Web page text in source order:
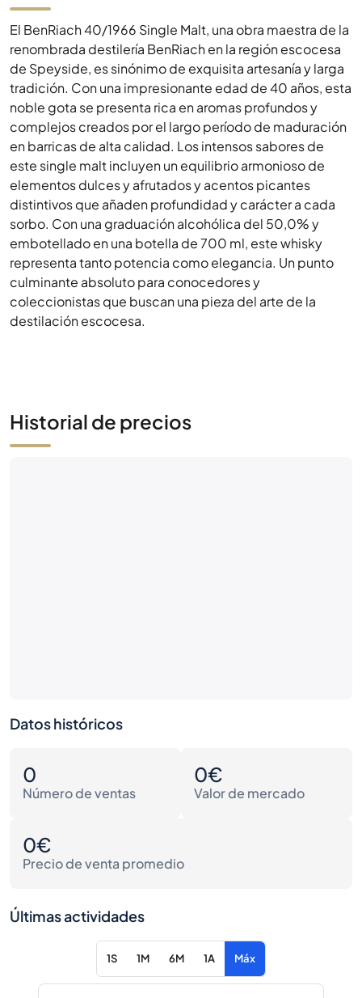
El BenRiach 40/1966 Single Malt, una obra maestra de la
renombrada destilería BenRiach en la región escocesa
de Speyside, es sinónimo de exquisita artesanía y larga
tradición. Con una impresionante edad de 40 años, esta
noble gota se presenta rica en aromas profundos y
complejos creados por el largo período de maduración
en barricas de alta calidad. Los intensos sabores de
este single malt incluyen un equilibrio armonioso de
elementos dulces y afrutados y acentos picantes
distintivos que añaden profundidad y carácter a cada
sorbo. Con una graduación alcohólica del 50,0% y
embotellado en una botella de 700 ml, este whisky
representa tanto potencia como elegancia. Un punto
culminante absoluto para conocedores y
coleccionistas que buscan una pieza del arte de la
destilación escocesa.
Historial de precios
Datos históricos
0
Número de ventas
0€
Valor de mercado
0€
Precio de venta promedio
Últimas actividades
1S 1M 6M 1A Máx